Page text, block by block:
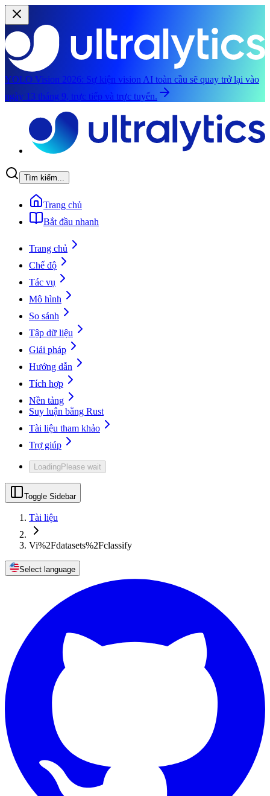
YOLO Vision 2026: Sự kiện vision AI toàn cầu sẽ quay trở lại vào
ngày 13 tháng 9, trực tiếp và trực tuyến.
Tìm kiếm...
Trang chủ
Bắt đầu nhanh
Trang chủ
Chế độ
Tác vụ
Mô hình
So sánh
Tập dữ liệu
Giải pháp
Hướng dẫn
Tích hợp
Nền tảng
Suy luận bằng Rust
Tài liệu tham khảo
Trợ giúp
LoadingPlease wait
Toggle Sidebar
Tài liệu
Vi%2Fdatasets%2Fclassify
Select language